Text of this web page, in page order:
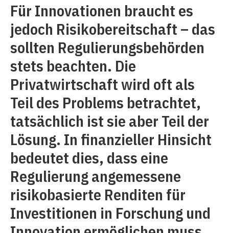
Für Innovationen braucht es
jedoch Risikobereitschaft – das
sollten Regulierungsbehörden
stets beachten. Die
Privatwirtschaft wird oft als
Teil des Problems betrachtet,
tatsächlich ist sie aber Teil der
Lösung. In finanzieller Hinsicht
bedeutet dies, dass eine
Regulierung angemessene
risikobasierte Renditen für
Investitionen in Forschung und